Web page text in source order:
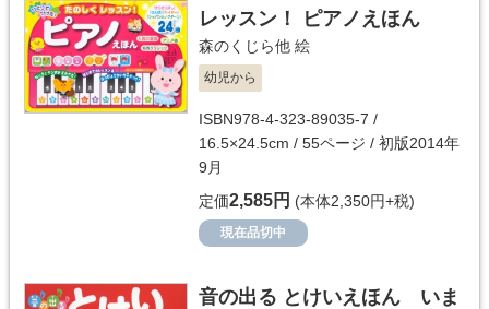
レッスン！ ピアノえほん
森のくじら他 絵
幼児から
ISBN978-4-323-89035-7 /
16.5×24.5cm / 55ページ / 初版2014年
9月
定価2,585円 (本体2,350円+税)
現在品切中
音の出る とけいえほん いま